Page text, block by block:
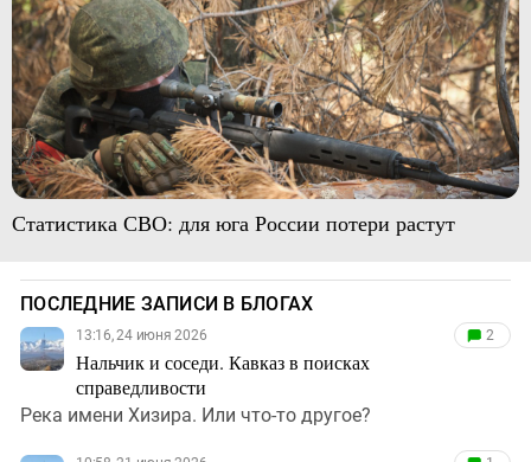
Статистика СВО: для юга России потери растут
ПОСЛЕДНИЕ ЗАПИСИ В БЛОГАХ
13:16, 24 июня 2026
Нальчик и соседи. Кавказ в поисках
справедливости
2
Река имени Хизира. Или что-то другое?